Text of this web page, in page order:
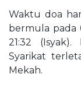
Waktu doa
bermula pada
21:32
Syarikat
Mekah.